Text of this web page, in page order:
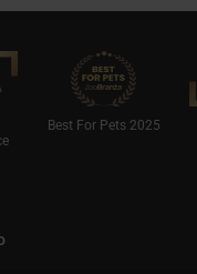
Best For Pets 2025